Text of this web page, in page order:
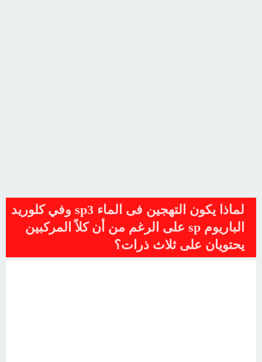
لماذا يكون التهجين فى الماء sp3 وفي كلوريد
الباريوم sp على الرغم من أن كلاً المركبين
يحتويان على ثلاث ذرات؟